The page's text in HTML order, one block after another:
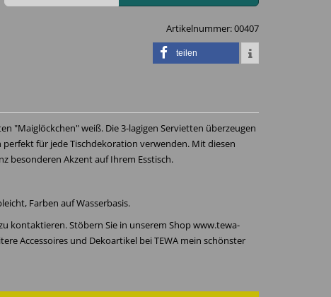
Artikelnummer:00407
teilen
"Maiglöckchen" weiß. Die 3-lagigen Servietten überzeugen
perfekt für jede Tischdekoration verwenden. Mit diesen
besonderen Akzent auf Ihrem Esstisch.
Farben auf Wasserbasis.
kontaktieren. Stöbern Sie in unserem Shop www.tewa-
Accessoires und Dekoartikel bei TEWA mein schönster